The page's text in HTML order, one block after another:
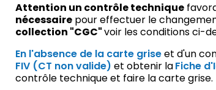
Attention un contrôle technique
nécessaire pour effectuer le
collection "CGC"voir les conditions ci-
En l'absence de la carte griseet d'un
FIV (CT non valide) et obtenir laFiche
contrôle technique et faire la carte grise.